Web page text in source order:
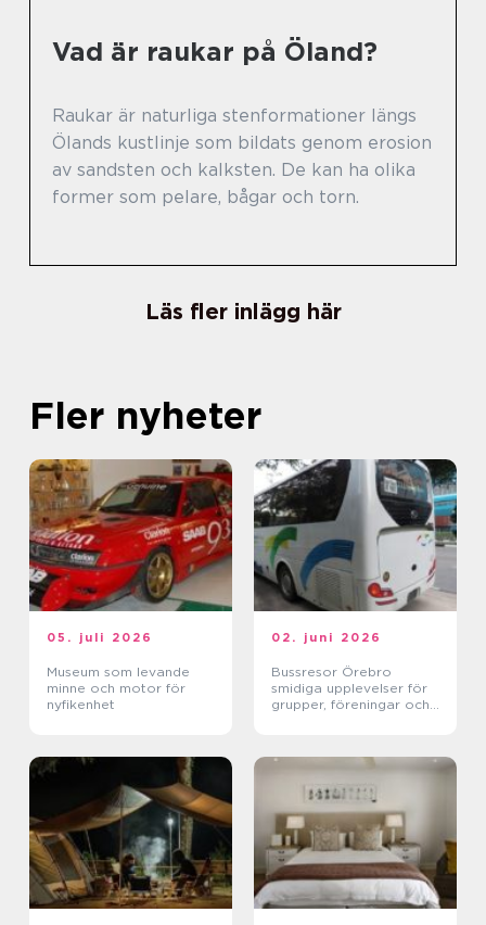
Vad är raukar på Öland?
Raukar är naturliga stenformationer längs
Ölands kustlinje som bildats genom erosion
av sandsten och kalksten. De kan ha olika
former som pelare, bågar och torn.
Läs fler inlägg här
Fler nyheter
05. juli 2026
Museum som levande
minne och motor för
nyfikenhet
02. juni 2026
Bussresor Örebro
smidiga upplevelser för
grupper, föreningar och